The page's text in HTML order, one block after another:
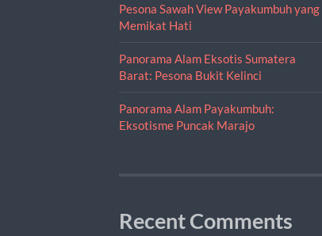
Pesona Sawah View Payakumbuh yang
Memikat Hati
Panorama Alam Eksotis Sumatera
Barat: Pesona Bukit Kelinci
Panorama Alam Payakumbuh:
Eksotisme Puncak Marajo
Recent Comments